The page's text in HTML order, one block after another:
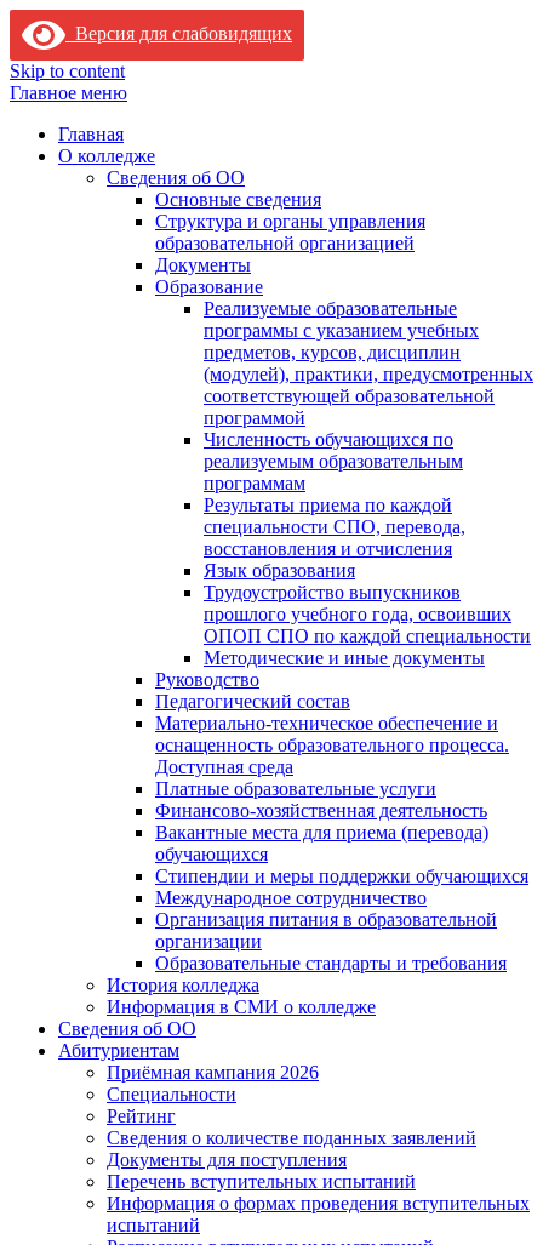
Версия для слабовидящих
Skip to content
Главное меню
Главная
О колледже
Сведения об ОО
Основные сведения
Структура и органы управления
образовательной организацией
Документы
Образование
Реализуемые образовательные
программы с указанием учебных
предметов, курсов, дисциплин
(модулей), практики, предусмотренных
соответствующей образовательной
программой
Численность обучающихся по
реализуемым образовательным
программам
Результаты приема по каждой
специальности СПО, перевода,
восстановления и отчисления
Язык образования
Трудоустройство выпускников
прошлого учебного года, освоивших
ОПОП СПО по каждой специальности
Методические и иные документы
Руководство
Педагогический состав
Материально-техническое обеспечение и
оснащенность образовательного процесса.
Доступная среда
Платные образовательные услуги
Финансово-хозяйственная деятельность
Вакантные места для приема (перевода)
обучающихся
Стипендии и меры поддержки обучающихся
Международное сотрудничество
Организация питания в образовательной
организации
Образовательные стандарты и требования
История колледжа
Информация в СМИ о колледже
Сведения об ОО
Абитуриентам
Приёмная кампания 2026
Специальности
Рейтинг
Сведения о количестве поданных заявлений
Документы для поступления
Перечень вступительных испытаний
Информация о формах проведения вступительных
испытаний